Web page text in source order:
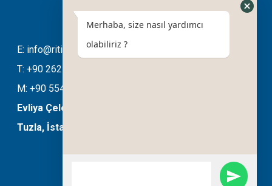
E: info@ritimotomasyon.com
T: +90 262 643 20 94
M: +90 554 508 76 03
Evliya Çelebi Mahallesi Ela Sokak No:11/B
Tuzla, İstanbul, Türkiye
Merhaba, size nasıl yardımcı
olabiliriz ?